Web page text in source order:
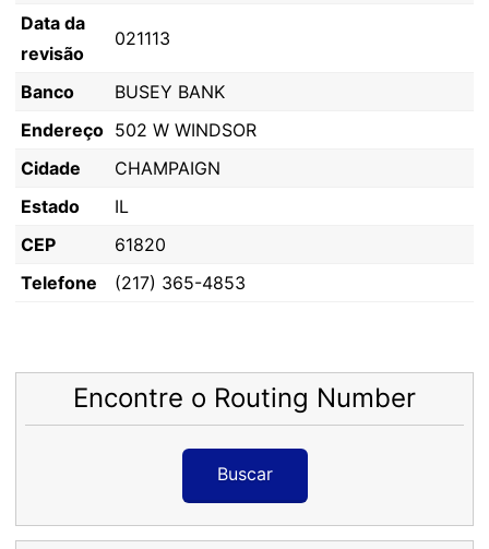
Data da
revisão
021113
Banco
BUSEY BANK
Endereço 502 W WINDSOR
Cidade
CHAMPAIGN
Estado
IL
CEP
61820
Telefone
(217) 365-4853
Encontre o Routing Number
Buscar